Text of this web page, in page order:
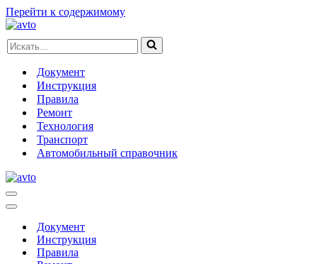
Перейти к содержимому
Искать...
Документ
Инструкция
Правила
Ремонт
Технология
Транспорт
Автомобильный справочник
Меню
навигации
Меню
навигацииДокумент
Инструкция
Правила